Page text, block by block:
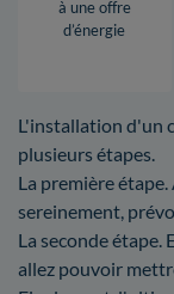
à une offre
d’énergie
L'installation d'un
plusieurs étapes.
La première
sereinement,
La seconde
allez pouvoir